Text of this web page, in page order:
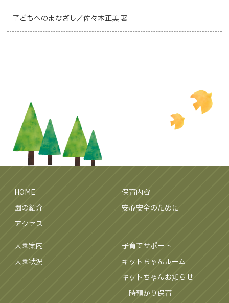
子どもへのまなざし／佐々木正美 著
HOME
園の紹介
アクセス
保育内容
安心安全のために
入園案内
入園状況
子育てサポート
キットちゃんルーム
キットちゃんお知らせ
一時預かり保育